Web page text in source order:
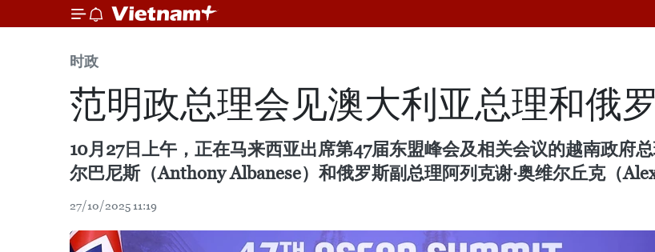
时政
范明政总理会见澳大利亚总理和俄
10月27日上午，正在马来西亚出席第47届东盟峰会及相关会议的越南政府
尔巴尼斯（Anthony Albanese）和俄罗斯副总理阿列克谢·奥维尔丘克（
27/10/2025 11:19